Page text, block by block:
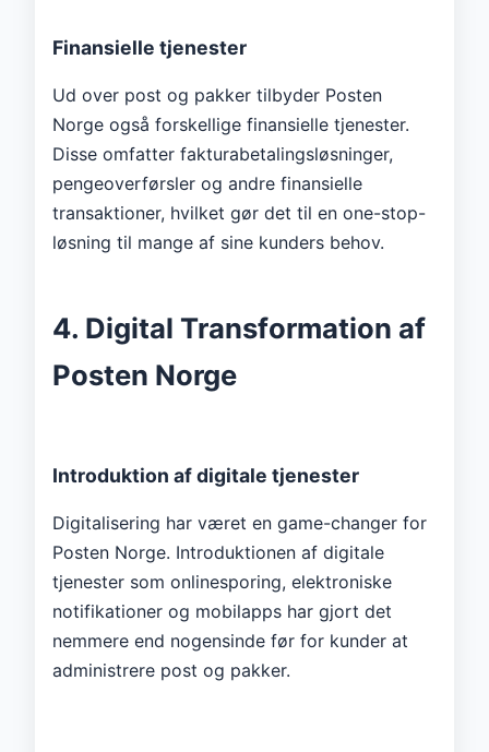
Finansielle tjenester
Ud over post og pakker tilbyder Posten
Norge også forskellige finansielle tjenester.
Disse omfatter fakturabetalingsløsninger,
pengeoverførsler og andre finansielle
transaktioner, hvilket gør det til en one-stop-
løsning til mange af sine kunders behov.
4. Digital Transformation af
Posten Norge
Introduktion af digitale tjenester
Digitalisering har været en game-changer for
Posten Norge. Introduktionen af ​​digitale
tjenester som onlinesporing, elektroniske
notifikationer og mobilapps har gjort det
nemmere end nogensinde før for kunder at
administrere post og pakker.